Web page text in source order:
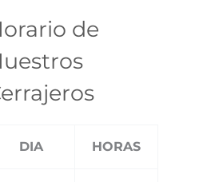
de
DIA HORAS